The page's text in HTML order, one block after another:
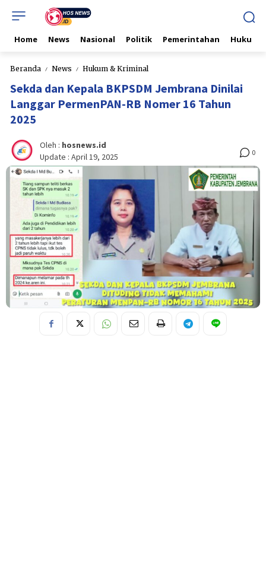
Home News Nasional Politik Pemerintahan Hukum
Beranda News Hukum & Kriminal
Sekda dan Kepala BKPSDM Jembrana Dinilai
Langgar PermenPAN-RB Nomer 16 Tahun
2025
Oleh : hosnews.id
Update : April 19, 2025 0